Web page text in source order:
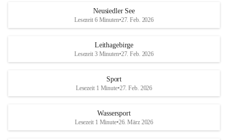
S
und den daraus folgenden wirtschaftlichen
Maßnahmen zur Bekämpfung
Rebe und der Amerikanischen
Anhang VBl. EU Nr. 18
1 Seite•1,4 MB
r
S
Neusiedler See
Lesezeit 6 Minuten•27. Feb. 2026
Leithagebirge
Lesezeit 3 Minuten•27. Feb. 2026
Sport
Lesezeit 1 Minute•27. Feb. 2026
Wassersport
Lesezeit 1 Minute•26. März 2026